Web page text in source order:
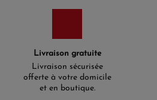
Livraison gratuite
Livraison sécurisée
offerte à votre domicile
et en boutique.